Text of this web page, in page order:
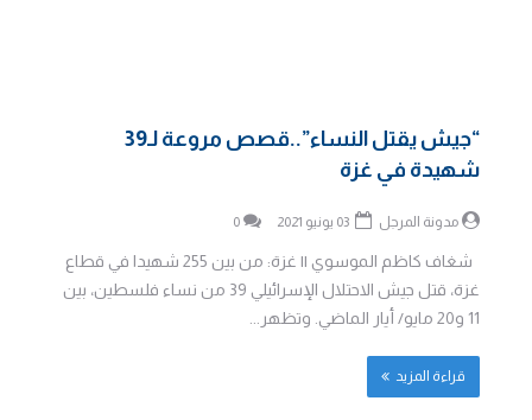
“جيش يقتل النساء”..قصص مروعة لـ39
شهيدة في غزة
مدونة المرجل 0
شغاف كاظم الموسوي || غزة: من بين 255 شهيدا في قطاع
غزة، قتل جيش الاحتلال الإسرائيلي 39 من نساء فلسطين، بين
11 و20 مايو/ أيار الماضي. وتظهر...
قراءة المزيد